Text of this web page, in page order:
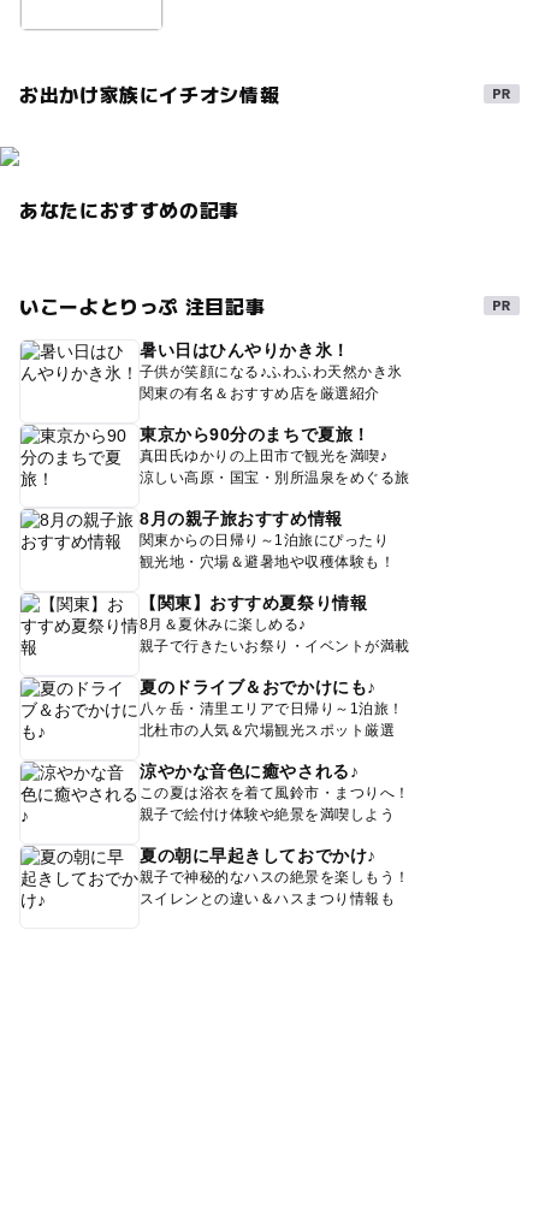
お出かけ家族にイチオシ情報
あなたにおすすめの記事
いこーよとりっぷ 注目記事
暑い日はひんやりかき氷！
子供が笑顔になる♪ふわふわ天然かき氷
関東の有名＆おすすめ店を厳選紹介
東京から90分のまちで夏旅！
真田氏ゆかりの上田市で観光を満喫♪
涼しい高原・国宝・別所温泉をめぐる旅
8月の親子旅おすすめ情報
関東からの日帰り～1泊旅にぴったり
観光地・穴場＆避暑地や収穫体験も！
【関東】おすすめ夏祭り情報
8月＆夏休みに楽しめる♪
親子で行きたいお祭り・イベントが満載
夏のドライブ＆おでかけにも♪
八ヶ岳・清里エリアで日帰り～1泊旅！
北杜市の人気＆穴場観光スポット厳選
涼やかな音色に癒やされる♪
この夏は浴衣を着て風鈴市・まつりへ！
親子で絵付け体験や絶景を満喫しよう
夏の朝に早起きしておでかけ♪
親子で神秘的なハスの絶景を楽しもう！
スイレンとの違い＆ハスまつり情報も